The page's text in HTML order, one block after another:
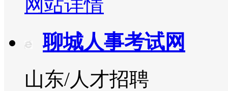
网站详情
聊城人事考试网
山东/人才招聘